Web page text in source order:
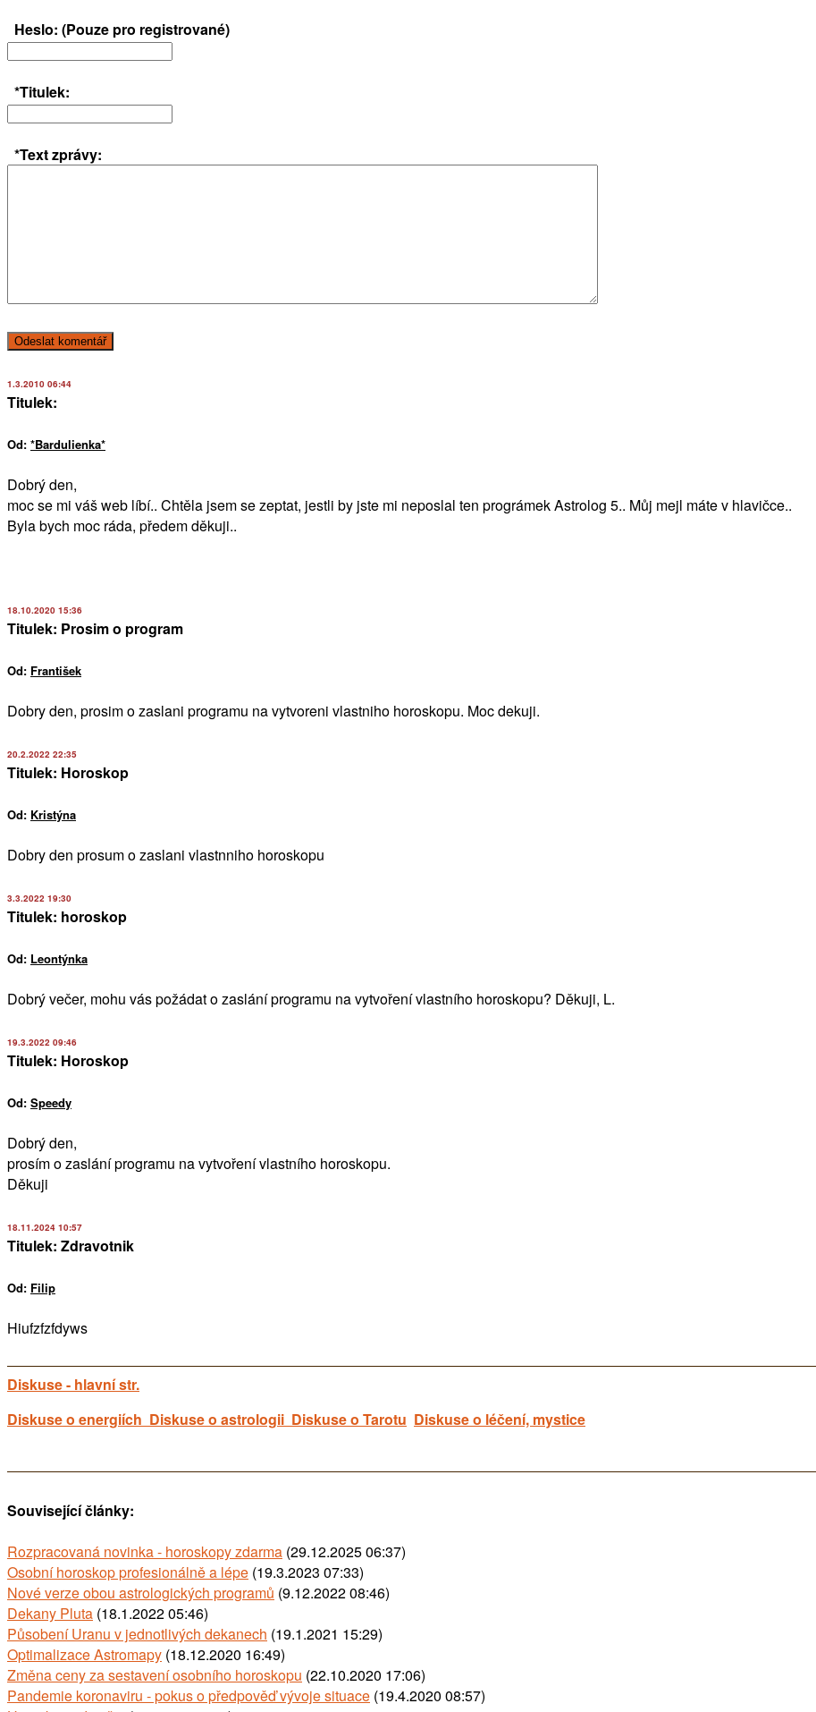
Heslo: (Pouze pro registrované)
*Titulek:
*Text zprávy:
1.3.2010 06:44
Titulek:
Od: *Bardulienka*
Dobrý den,
moc se mi váš web líbí.. Chtěla jsem se zeptat, jestli by jste mi neposlal ten prográmek Astrolog 5.. Můj mejl máte v hlavičce..
Byla bych moc ráda, předem děkuji..
18.10.2020 15:36
Titulek: Prosim o program
Od: František
Dobry den, prosim o zaslani programu na vytvoreni vlastniho horoskopu. Moc dekuji.
20.2.2022 22:35
Titulek: Horoskop
Od: Kristýna
Dobry den prosum o zaslani vlastnniho horoskopu
3.3.2022 19:30
Titulek: horoskop
Od: Leontýnka
Dobrý večer, mohu vás požádat o zaslání programu na vytvoření vlastního horoskopu? Děkuji, L.
19.3.2022 09:46
Titulek: Horoskop
Od: Speedy
Dobrý den,
prosím o zaslání programu na vytvoření vlastního horoskopu.
Děkuji
18.11.2024 10:57
Titulek: Zdravotnik
Od: Filip
Hiufzfzfdyws
Diskuse - hlavní str.
Diskuse o energiích Diskuse o astrologii Diskuse o Tarotu Diskuse o léčení, mystice
Související články:
Rozpracovaná novinka - horoskopy zdarma (29.12.2025 06:37)
Osobní horoskop profesionálně a lépe (19.3.2023 07:33)
Nové verze obou astrologických programů (9.12.2022 08:46)
Dekany Pluta (18.1.2022 05:46)
Působení Uranu v jednotlivých dekanech (19.1.2021 15:29)
Optimalizace Astromapy (18.12.2020 16:49)
Změna ceny za sestavení osobního horoskopu (22.10.2020 17:06)
Pandemie koronaviru - pokus o předpověď vývoje situace (19.4.2020 08:57)